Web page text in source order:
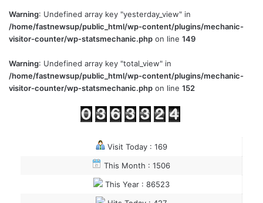
Warning: Undefined array key "yesterday_view" in
/home/fastnewsup/public_html/wp-content/plugins/mechanic-
visitor-counter/wp-statsmechanic.php on line 149
Warning: Undefined array key "total_view" in
/home/fastnewsup/public_html/wp-content/plugins/mechanic-
visitor-counter/wp-statsmechanic.php on line 152
Visit Today : 169
This Month : 1506
This Year : 86523